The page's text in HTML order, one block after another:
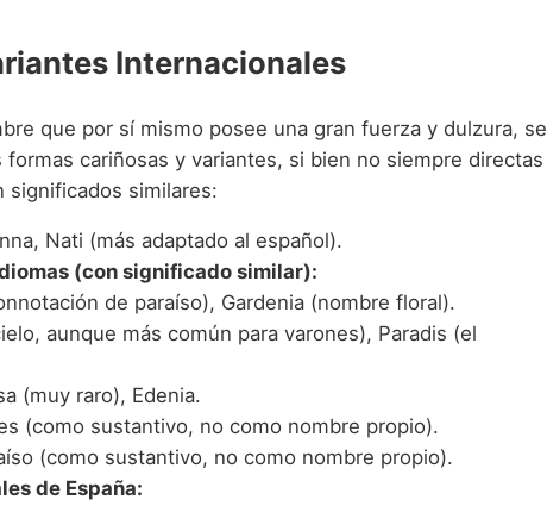
Internacionales
que por sí mismo posee una gran fuerza y dulzura, se
cariñosas y variantes, si bien no siempre directas
significados similares:
Nati (más adaptado al español).
(con significado similar):
de paraíso), Gardenia (nombre floral).
aunque más común para varones), Paradis (el
(muy raro), Edenia.
(como sustantivo, no como nombre propio).
(como sustantivo, no como nombre propio).
de España: